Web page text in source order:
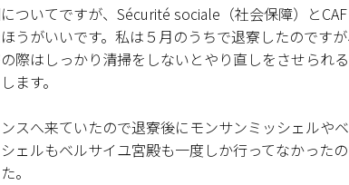
ついてですが、Sécurité sociale（社会保障）と
うがいいです。私は５月のうちで退寮したのです
際はしっかり清掃をしないとやり直しをさせられ
ます。
スへ来ていたので退寮後にモンサンミッシェルや
ェルもベルサイユ宮殿も一度しか行ってなかった
。